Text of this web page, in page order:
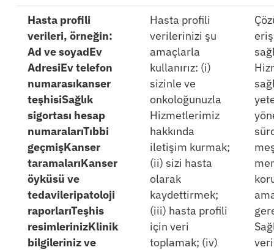
Hasta profili
verileri, örneğin:
Ad ve soyadEv
AdresiEv telefon
numarasıkanser
teşhisiSağlık
sigortası hesap
numaralarıTıbbi
geçmişKanser
taramalarıKanser
öyküsü ve
tedavileripatoloji
raporlarıTeşhis
resimlerinizKlinik
bilgileriniz ve
Hasta profili
verilerinizi şu
amaçlarla
kullanırız: (i)
sizinle ve
onkoloğunuzla
Hizmetlerimiz
hakkında
iletişim kurmak;
(ii) sizi hasta
olarak
kaydettirmek;
(iii) hasta profili
için veri
toplamak; (iv)